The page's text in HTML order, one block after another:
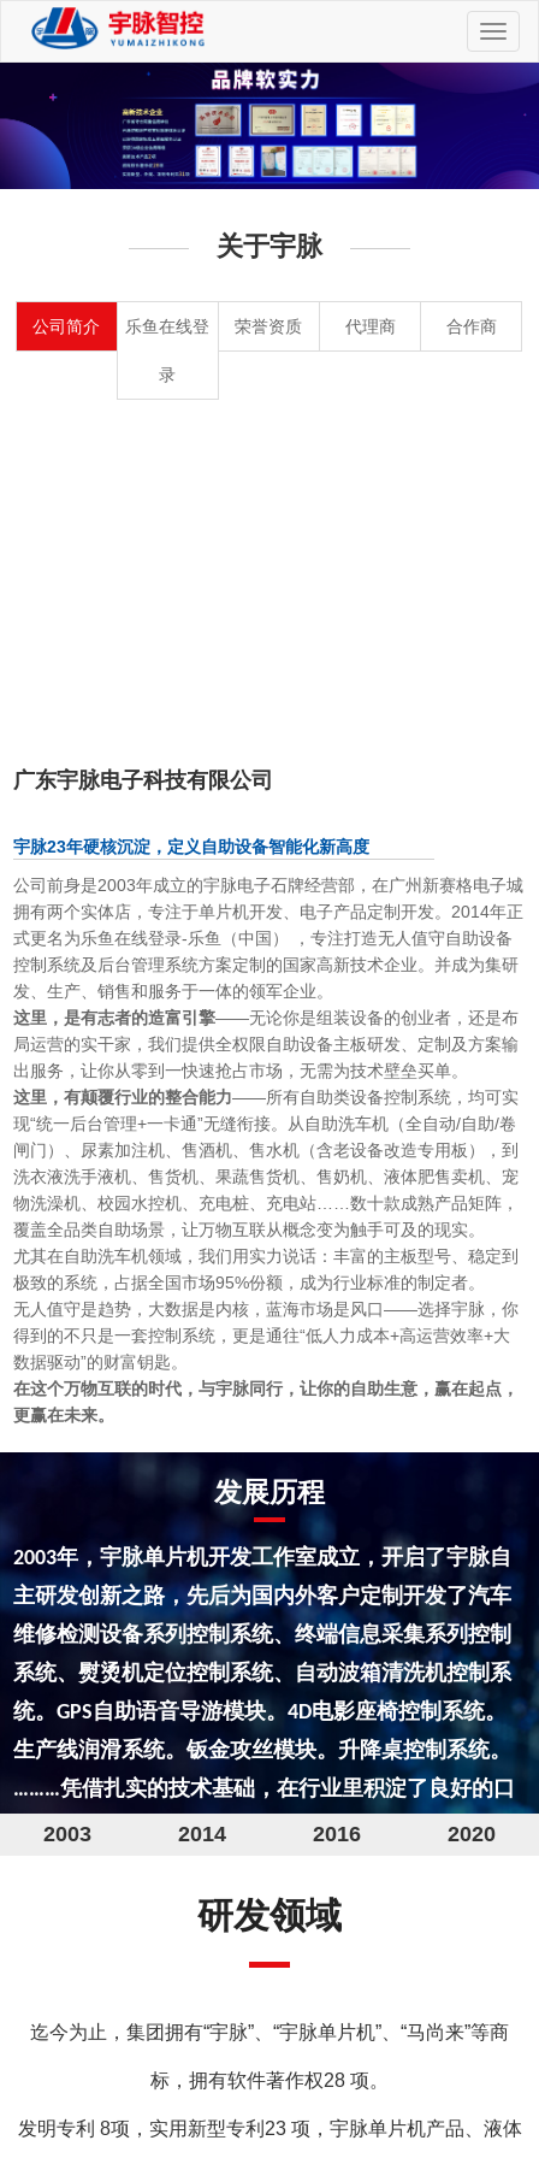
切
换
关于宇脉
公司简介 乐鱼在线登
录
荣誉资质 代理商 合作商
广东宇脉电子科技有限公司
宇脉23年硬核沉淀，定义自助设备智能化新高度
公司前身是2003年成立的宇脉电子石牌经营部，在广州新赛格电子城
拥有两个实体店，专注于单片机开发、电子产品定制开发。 2014年正
式更名为乐鱼在线登录-乐鱼（中国） ，专注打造无人值守自助设备
控制系统及后台管理系统方案定制的国家高新技术企业。并成为集研
发、生产、销售和服务于一体的领军企业。
这里，是有志者的造富引擎——无论你是组装设备的创业者，还是布
局运营的实干家，我们提供全权限自助设备主板研发、定制及方案输
出服务，让你从零到一快速抢占市场，无需为技术壁垒买单。
这里，有颠覆行业的整合能力——所有自助类设备控制系统，均可实
现“统一后台管理+一卡通”无缝衔接。从自助洗车机（全自动/自助/卷
闸门）、尿素加注机、售酒机、售水机（含老设备改造专用板），到
洗衣液洗手液机、售货机、果蔬售货机、售奶机、液体肥售卖机 、宠
物洗澡机、校园水控机、充电桩、充电站……数十款成熟产品矩阵，
覆盖全品类自助场景，让万物互联从概念变为触手可及的现实。
尤其在自助洗车机领域，我们用实力说话：丰富的主板型号、稳定到
极致的系统，占据全国市场95%份额，成为行业标准的制定者。
无人值守是趋势，大数据是内核，蓝海市场是风口——选择宇脉，你
得到的不只是一套控制系统，更是通往“低人力成本+高运营效率+大
数据驱动”的财富钥匙。
在这个万物互联的时代，与宇脉同行，让你的自助生意，赢在起点，
更赢在未来。
年，宇脉单片机开发工作室成立，
主研发创新之路，先后为国内外客户定
2003 2014 2016 2020
研发领域
迄今为止，集团拥有“宇脉”、“宇脉单片机”、“马尚来”等商
标，拥有软件著作权28 项。
发明专利 8项，实用新型专利23 项，宇脉单片机产品、液体